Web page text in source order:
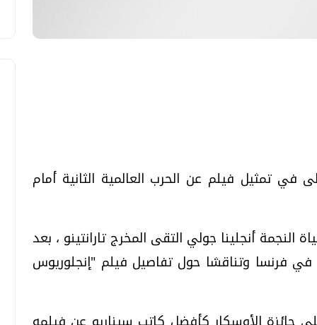
في تمثيل فيلم عن الحرب العالمية الثانية أمام
أنجلينا جولي التقى المخرج تارانتينو ، بعد
في فرنسا وتناقشا حول تفاصيل فيلم "إنجلوريوس
دليلك للتنسيق الجامعي .. تساؤلات
السبت، 01 اغسطس 2026 10:25 ص
تقنيات واعدة